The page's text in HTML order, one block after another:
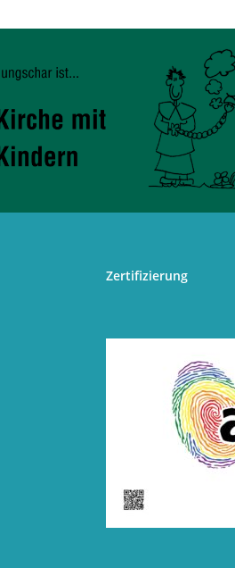
Zertifizierung